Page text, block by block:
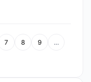
7 8 9 …